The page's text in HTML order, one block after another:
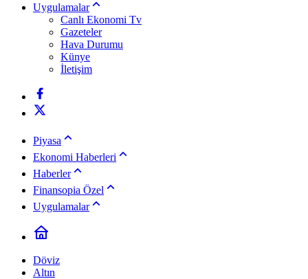
Uygulamalar
Canlı Ekonomi Tv
Gazeteler
Hava Durumu
Künye
İletişim
Piyasa
Ekonomi Haberleri
Haberler
Finansopia Özel
Uygulamalar
Döviz
Altın